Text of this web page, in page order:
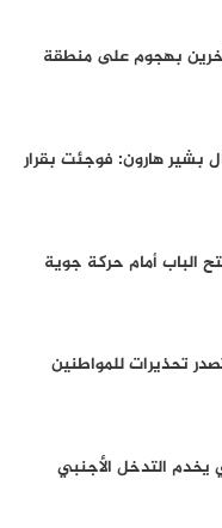
آخرين بهجوم على منطقة
بشير هارون: فوجئت بقرار
الباب أمام حركة جوية
تحذيرات للمواطنين
يخدم التدخل الأجنبي